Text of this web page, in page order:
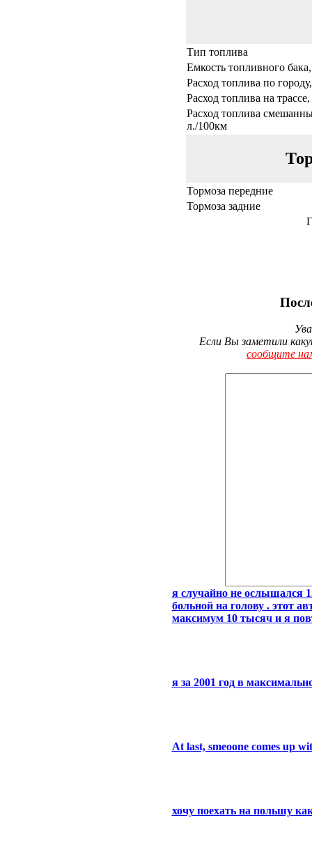
Тип топлива
Емкость топливного
Расход топлива по
Расход топлива на
Расход топлива
л./100км
Тормоза передние
Тормоза задние
Если Вы заметили
сообщите
я случайно не ослышался
больной на голову . этот
максимум 10 тысяч и я
я за 2001 год в
At last, smeoone comes up
хочу поехать на польшу